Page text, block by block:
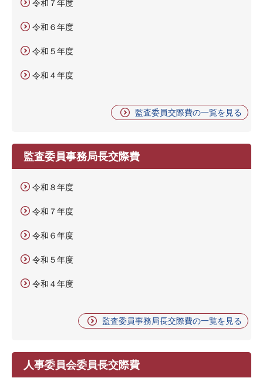
令和７年度
令和６年度
令和５年度
令和４年度
監査委員交際費の一覧を見る
監査委員事務局長交際費
令和８年度
令和７年度
令和６年度
令和５年度
令和４年度
監査委員事務局長交際費の一覧を見る
人事委員会委員長交際費